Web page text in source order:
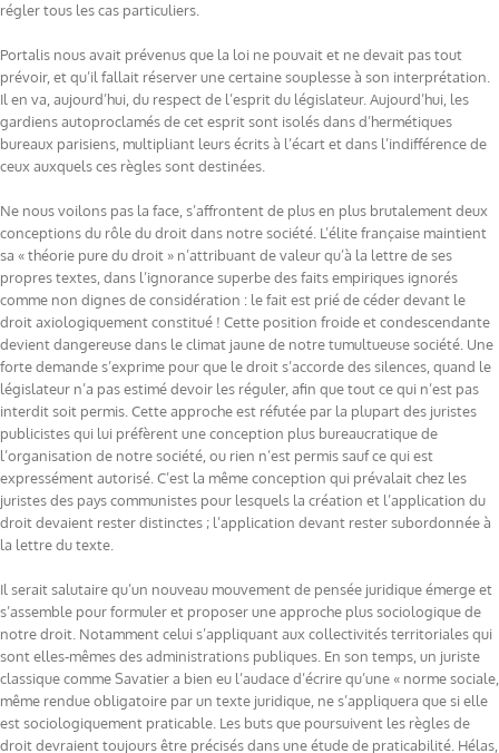
régler tous les cas particuliers.
Portalis nous avait prévenus que la loi ne pouvait et ne devait pas tout
prévoir, et qu’il fallait réserver une certaine souplesse à son interprétation.
Il en va, aujourd’hui, du respect de l’esprit du législateur. Aujourd’hui, les
gardiens autoproclamés de cet esprit sont isolés dans d’hermétiques
bureaux parisiens, multipliant leurs écrits à l’écart et dans l’indifférence de
ceux auxquels ces règles sont destinées.
Ne nous voilons pas la face, s’affrontent de plus en plus brutalement deux
conceptions du rôle du droit dans notre société. L’élite française maintient
sa « théorie pure du droit » n’attribuant de valeur qu’à la lettre de ses
propres textes, dans l’ignorance superbe des faits empiriques ignorés
comme non dignes de considération : le fait est prié de céder devant le
droit axiologiquement constitué ! Cette position froide et condescendante
devient dangereuse dans le climat jaune de notre tumultueuse société. Une
forte demande s’exprime pour que le droit s’accorde des silences, quand le
législateur n’a pas estimé devoir les réguler, afin que tout ce qui n’est pas
interdit soit permis. Cette approche est réfutée par la plupart des juristes
publicistes qui lui préfèrent une conception plus bureaucratique de
l’organisation de notre société, ou rien n’est permis sauf ce qui est
expressément autorisé. C’est la même conception qui prévalait chez les
juristes des pays communistes pour lesquels la création et l’application du
droit devaient rester distinctes ; l’application devant rester subordonnée à
la lettre du texte.
Il serait salutaire qu’un nouveau mouvement de pensée juridique émerge et
s’assemble pour formuler et proposer une approche plus sociologique de
notre droit. Notamment celui s’appliquant aux collectivités territoriales qui
sont elles-mêmes des administrations publiques. En son temps, un juriste
classique comme Savatier a bien eu l’audace d’écrire qu’une « norme sociale,
même rendue obligatoire par un texte juridique, ne s’appliquera que si elle
est sociologiquement praticable. Les buts que poursuivent les règles de
droit devraient toujours être précisés dans une étude de praticabilité. Hélas,